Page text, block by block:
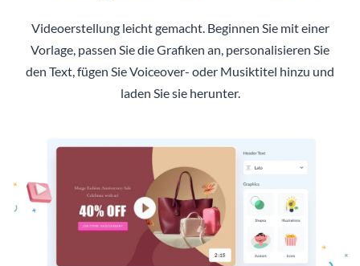
Videoerstellung leicht gemacht. Beginnen Sie mit einer
Vorlage, passen Sie die Grafiken an, personalisieren Sie
den Text, fügen Sie Voiceover- oder Musiktitel hinzu und
laden Sie sie herunter.